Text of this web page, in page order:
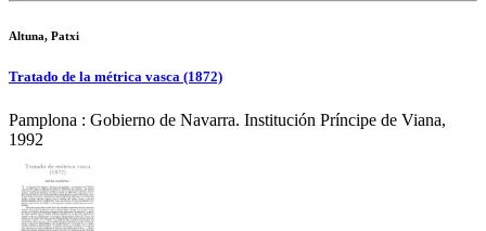
Altuna, Patxi
Tratado de la métrica vasca (1872)
Pamplona : Gobierno de Navarra. Institución Príncipe de Viana,
1992